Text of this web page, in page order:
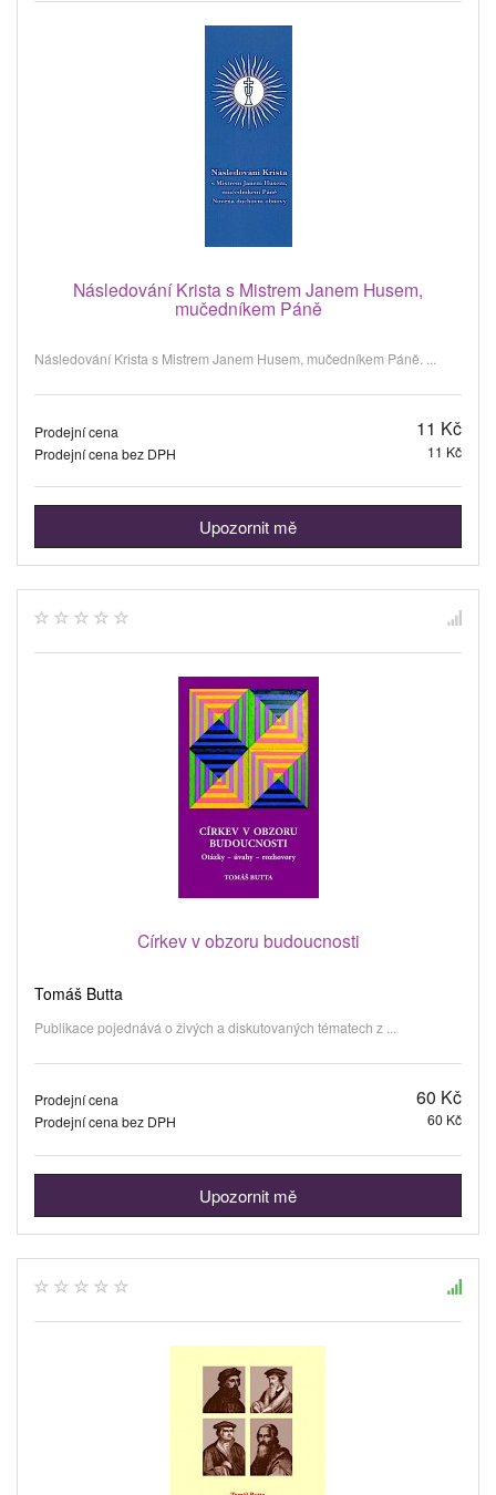
Následování Krista s Mistrem Janem Husem,
mučedníkem Páně
Následování Krista s Mistrem Janem Husem, mučedníkem Páně. ...
Prodejní cena 11 Kč
Prodejní cena bez DPH 11 Kč
Upozornit mě
Církev v obzoru budoucnosti
Tomáš Butta
Publikace pojednává o živých a diskutovaných tématech z ...
Prodejní cena 60 Kč
Prodejní cena bez DPH 60 Kč
Upozornit mě